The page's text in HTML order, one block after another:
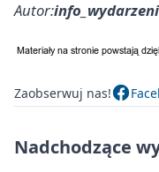
Autor:
Zaobserwuj nas!
Nadchodzące